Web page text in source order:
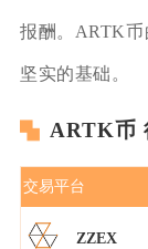
报酬。ARTK币
坚实的基础。
ARTK币
交易平台
ZZEX